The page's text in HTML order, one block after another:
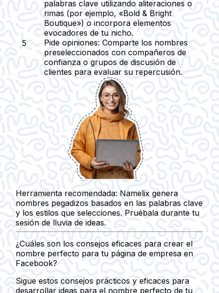
palabras clave utilizando aliteraciones o
rimas (por ejemplo, «Bold & Bright
Boutique») o incorpora elementos
evocadores de tu nicho.
Pide opiniones: Comparte los nombres
preseleccionados con compañeros de
confianza o grupos de discusión de
clientes para evaluar su repercusión.
Herramienta recomendada: Namelix genera
nombres pegadizos basados en las palabras clave
y los estilos que selecciones. Pruébala durante tu
sesión de lluvia de ideas.
¿Cuáles son los consejos eficaces para crear el
nombre perfecto para tu página de empresa en
Facebook?
Sigue estos consejos prácticos y eficaces para
desarrollar ideas para el nombre perfecto de tu